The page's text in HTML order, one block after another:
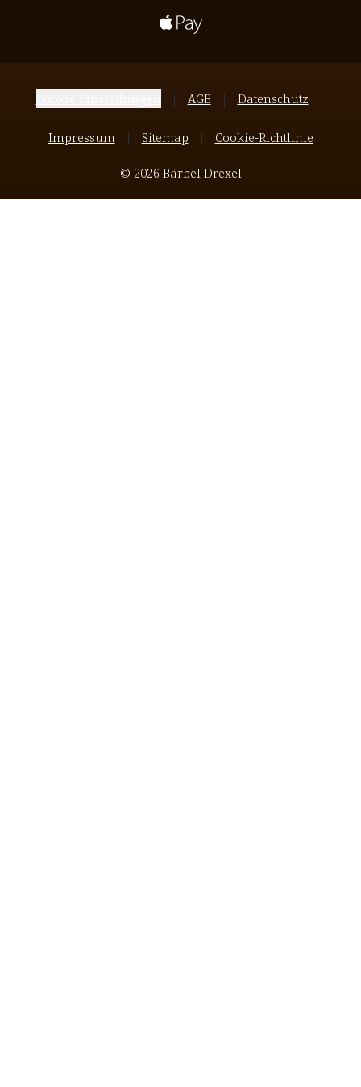
AGB Datenschutz
Impressum Sitemap Cookie-Richtlinie
© 2026 Bärbel Drexel